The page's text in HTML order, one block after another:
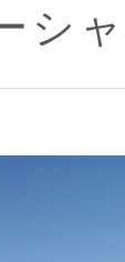
シ